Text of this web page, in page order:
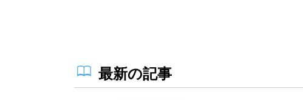
最新の記事